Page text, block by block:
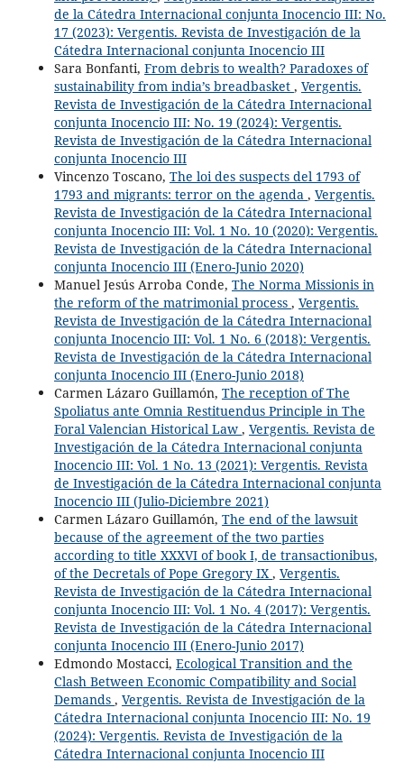
de la Cátedra Internacional conjunta Inocencio III: No.
17 (2023): Vergentis. Revista de Investigación de la
Cátedra Internacional conjunta Inocencio III
Sara Bonfanti, From debris to wealth? Paradoxes of
sustainability from india’s breadbasket , Vergentis.
Revista de Investigación de la Cátedra Internacional
conjunta Inocencio III: No. 19 (2024): Vergentis.
Revista de Investigación de la Cátedra Internacional
conjunta Inocencio III
Vincenzo Toscano, The loi des suspects del 1793 of
1793 and migrants: terror on the agenda , Vergentis.
Revista de Investigación de la Cátedra Internacional
conjunta Inocencio III: Vol. 1 No. 10 (2020): Vergentis.
Revista de Investigación de la Cátedra Internacional
conjunta Inocencio III (Enero-Junio 2020)
Manuel Jesús Arroba Conde, The Norma Missionis in
the reform of the matrimonial process , Vergentis.
Revista de Investigación de la Cátedra Internacional
conjunta Inocencio III: Vol. 1 No. 6 (2018): Vergentis.
Revista de Investigación de la Cátedra Internacional
conjunta Inocencio III (Enero-Junio 2018)
Carmen Lázaro Guillamón, The reception of The
Spoliatus ante Omnia Restituendus Principle in The
Foral Valencian Historical Law , Vergentis. Revista de
Investigación de la Cátedra Internacional conjunta
Inocencio III: Vol. 1 No. 13 (2021): Vergentis. Revista
de Investigación de la Cátedra Internacional conjunta
Inocencio III (Julio-Diciembre 2021)
Carmen Lázaro Guillamón, The end of the lawsuit
because of the agreement of the two parties
according to title XXXVI of book I, de transactionibus,
of the Decretals of Pope Gregory IX , Vergentis.
Revista de Investigación de la Cátedra Internacional
conjunta Inocencio III: Vol. 1 No. 4 (2017): Vergentis.
Revista de Investigación de la Cátedra Internacional
conjunta Inocencio III (Enero-Junio 2017)
Edmondo Mostacci, Ecological Transition and the
Clash Between Economic Compatibility and Social
Demands , Vergentis. Revista de Investigación de la
Cátedra Internacional conjunta Inocencio III: No. 19
(2024): Vergentis. Revista de Investigación de la
Cátedra Internacional conjunta Inocencio III